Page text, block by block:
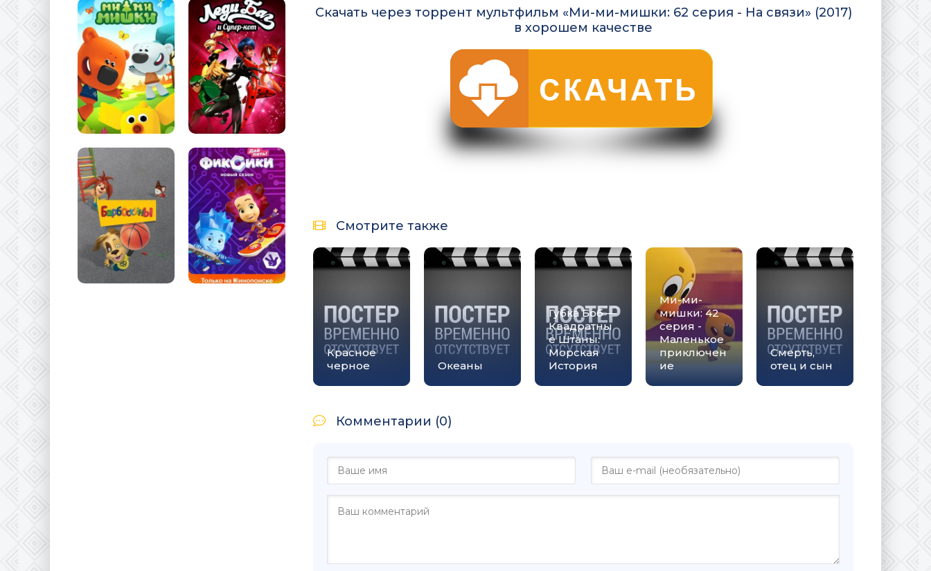
Скачать через торрент мультфильм «Ми-ми-мишки: 62 серия - На связи» (2017)
в хорошем качестве
Смотрите также
Красное
черное
Океаны
Губка Боб —
Квадратны
е Штаны:
Морская
История
Ми-ми-
мишки: 42
серия -
Маленькое
приключен
ие
Смерть,
отец и сын
Комментарии (0)